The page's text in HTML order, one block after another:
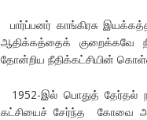
பார்ப்பனர் காங்கிரசு
ஆதிக்கத்தைக் குறைக்கவே
தோன்றிய நீதிக்கட்சியின்
1952-இல் பொதுத் தேர்தல்
கட்சியைச் சேர்ந்த கோவை